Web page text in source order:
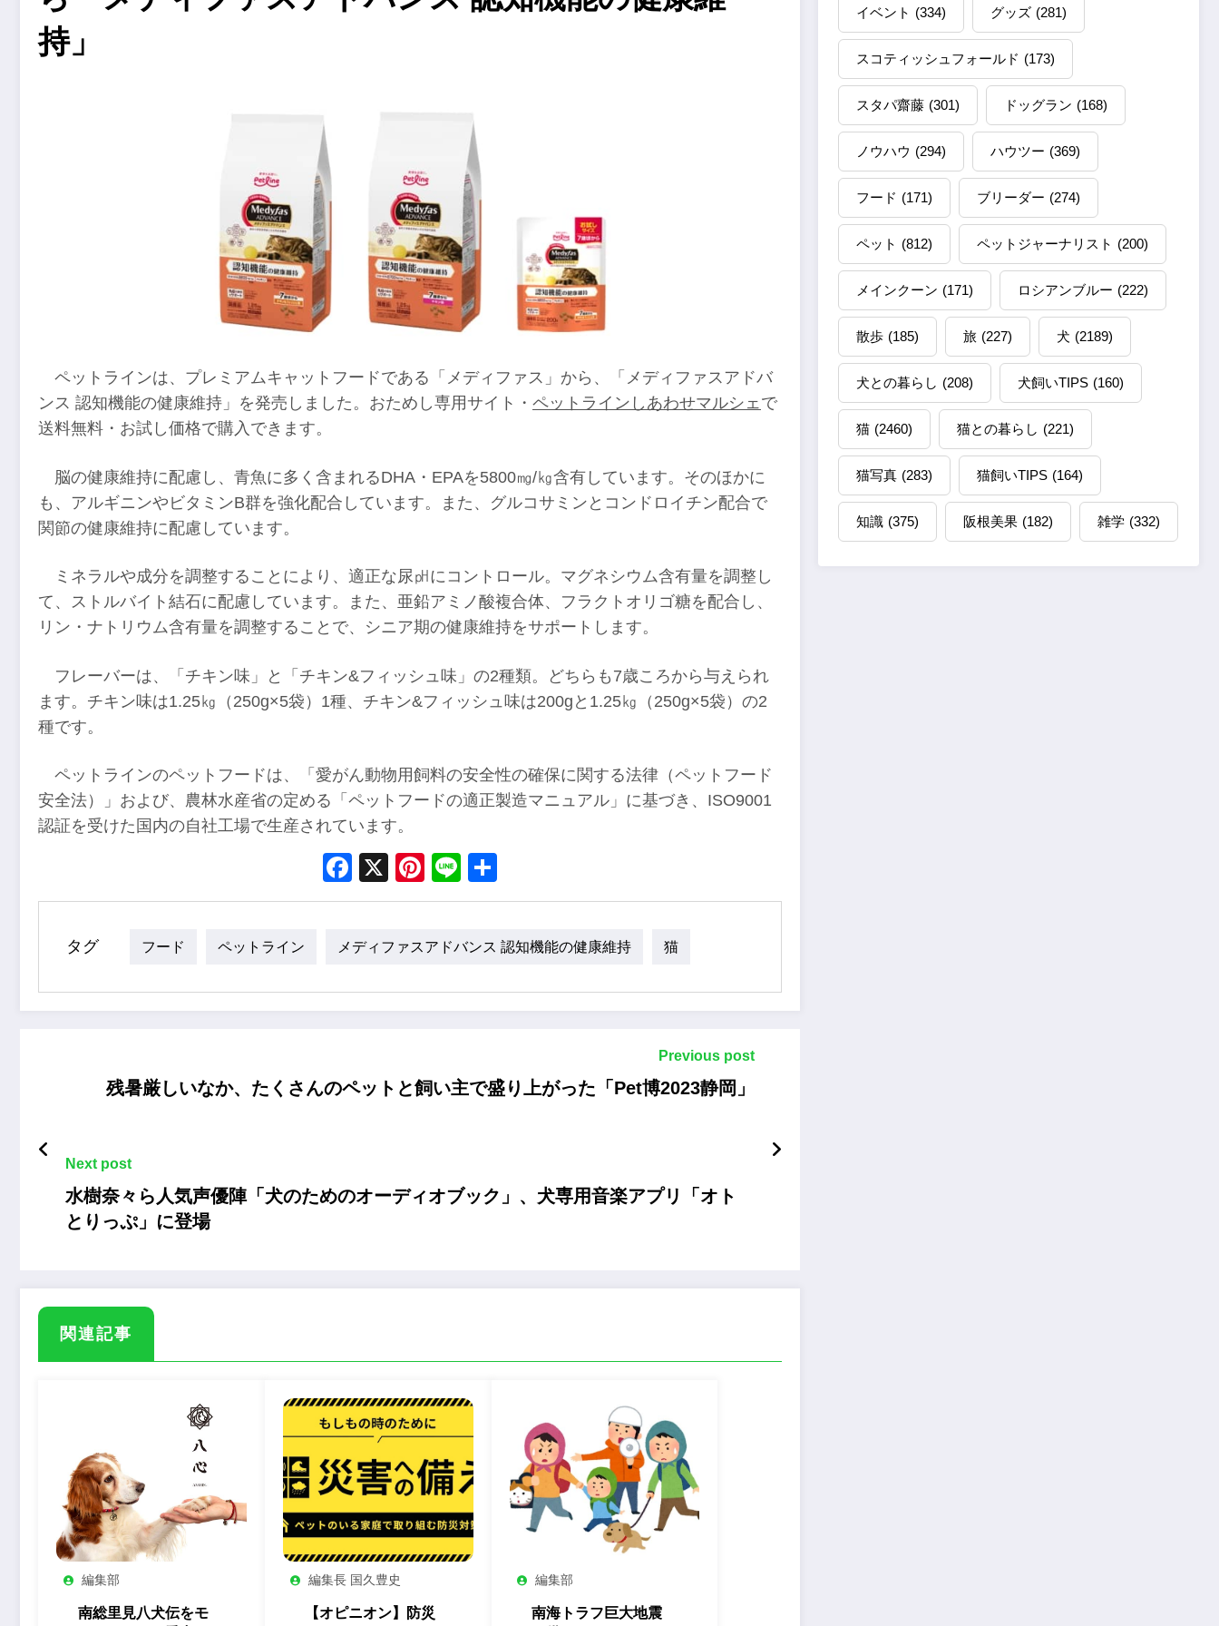
持」
ペットラインは、プレミアムキャットフードである「メディファス」から、「メディファスアドバ
ンス 認知機能の健康維持」を発売しました。おためし専用サイト・ ペットラインしあわせマルシェ で
送料無料・お試し価格で購入できます。
脳の健康維持に配慮し、青魚に多く含まれるDHA・EPAを5800㎎/㎏含有しています。そのほかに
も、アルギニンやビタミンB群を強化配合しています。また、グルコサミンとコンドロイチン配合で
関節の健康維持に配慮しています。
ミネラルや成分を調整することにより、適正な尿㏗にコントロール。マグネシウム含有量を調整し
て、ストルバイト結石に配慮しています。また、亜鉛アミノ酸複合体、フラクトオリゴ糖を配合し、
リン・ナトリウム含有量を調整することで、シニア期の健康維持をサポートします。
フレーバーは、「チキン味」と「チキン&フィッシュ味」の2種類。どちらも7歳ころから与えられ
ます。チキン味は1.25㎏（250g×5袋）1種、チキン&フィッシュ味は200gと1.25㎏（250g×5袋）の2
種です。
ペットラインのペットフードは、「愛がん動物用飼料の安全性の確保に関する法律（ペットフード
安全法）」および、農林水産省の定める「ペットフードの適正製造マニュアル」に基づき、ISO9001
認証を受けた国内の自社工場で生産されています。
Facebook
X Pinterest
Line
タグ フード ペットライン メディファスアドバンス 認知機能の健康維持 猫
Previous post
残暑厳しいなか、たくさんのペットと飼い主で盛り上がった「Pet博2023静岡」
Next post
水樹奈々ら人気声優陣「犬のためのオーディオブック」、犬専用音楽アプリ「オト
とりっぷ」に登場
関連記事
編集部
南総里見八犬伝をモ
編集長 国久豊史
【オピニオン】防災
編集部
南海トラフ巨大地震
イベント (334) グッズ (281)
スコティッシュフォールド (173)
スタパ齋藤 (301) ドッグラン (168)
ノウハウ (294) ハウツー (369)
フード (171) ブリーダー (274)
ペット (812) ペットジャーナリスト (200)
メインクーン (171) ロシアンブルー (222)
散歩 (185) 旅 (227) 犬 (2189)
犬との暮らし (208) 犬飼いTIPS (160)
猫 (2460) 猫との暮らし (221)
猫写真 (283) 猫飼いTIPS (164)
知識 (375) 阪根美果 (182) 雑学 (332)